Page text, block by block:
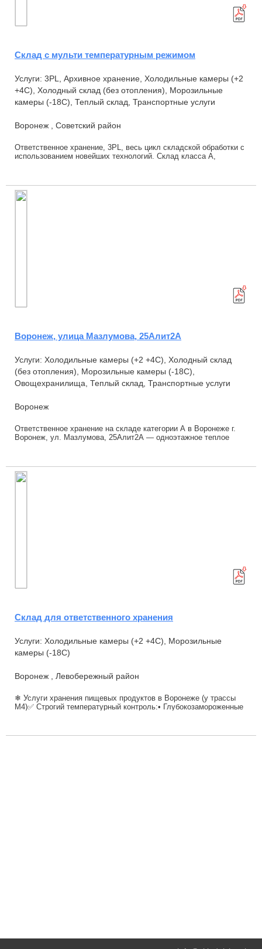
Склад с мульти температурным режимом
Услуги: 3PL, Архивное хранение, Холодильные камеры (+2
+4С), Холодный склад (без отопления), Морозильные
камеры (-18С), Теплый склад, Транспортные услуги
Воронеж , Советский район
Ответственное хранение, 3PL, весь цикл складской обработки с
использованием новейших технологий. Склад класса А,
Воронеж, улица Мазлумова, 25Алит2А
Услуги: Холодильные камеры (+2 +4С), Холодный склад
(без отопления), Морозильные камеры (-18С),
Овощехранилища, Теплый склад, Транспортные услуги
Воронеж
Ответственное хранение на складе категории А в Воронеже г.
Воронеж, ул. Мазлумова, 25Алит2А — одноэтажное теплое
Склад для ответственного хранения
Услуги: Холодильные камеры (+2 +4С), Морозильные
камеры (-18С)
Воронеж , Левобережный район
❄ Услуги хранения пищевых продуктов в Воронеже (у трассы
М4)✅ Строгий температурный контроль:• Глубокозамороженные